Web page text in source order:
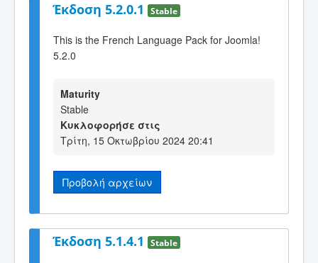
Έκδοση 5.2.0.1 Stable
This is the French Language Pack for Joomla!
5.2.0
Maturity
Stable
Κυκλοφορήσε στις
Τρίτη, 15 Οκτωβρίου 2024 20:41
Προβολή αρχείων
Έκδοση 5.1.4.1 Stable